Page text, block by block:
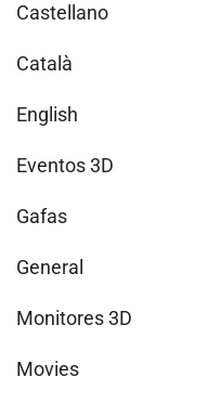
Castellano
Català
English
Eventos 3D
Gafas
General
Monitores 3D
Movies